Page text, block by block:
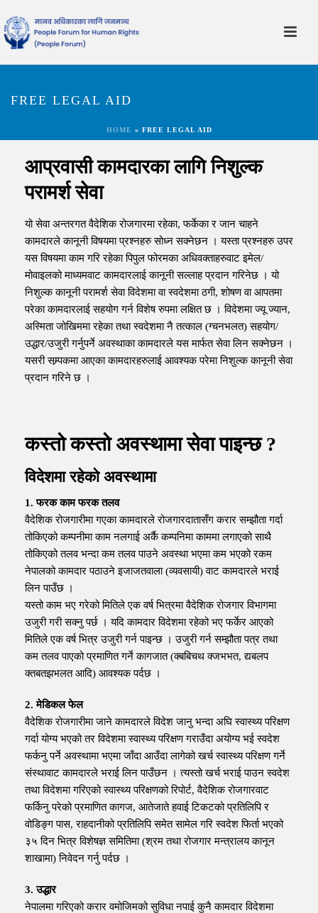
FREE LEGAL AID
HOME » FREE LEGAL AID
आप्रवासी कामदारका लागि निशुल्क
परामर्श सेवा
यो सेवा अन्तरगत वैदेशिक रोजगारमा रहेका, फर्केका र जान चाहने
कामदारले कानूनी विषयमा प्रश्नहरु सोध्न सक्नेछन । यस्ता प्रश्नहरु उपर
यस विषयमा काम गरि रहेका पिपुल फोरमका अधिवक्ताहरुवाट इमेल/
मोवाइलको माध्यमवाट कामदारलाई कानूनी सल्लाह प्रदान गरिनेछ । यो
निशुल्क कानूनी परामर्श सेवा विदेशमा वा स्वदेशमा ठगी, शोषण वा आपतमा
परेका कामदारलाई सहयोग गर्न विशेष रुपमा लक्षित छ । विदेशमा ज्यू ज्यान,
अस्मिता जोखिममा रहेका तथा स्वदेशमा नै तत्काल (ग्चनभलत) सहयोग/
उद्धार/उजुरी गर्नुपर्ने अवस्थाका कामदारले यस मार्फत सेवा लिन सक्नेछन ।
यसरी सम्र्पकमा आएका कामदारहरुलाई आवश्यक परेमा निशुल्क कानूनी सेवा
प्रदान गरिने छ ।
कस्तो कस्तो अवस्थामा सेवा पाइन्छ ?
विदेशमा रहेको अवस्थामा
1. फरक काम फरक तलव
वैदेशिक रोजगारीमा गएका कामदारले रोजगारदातासँग करार सम्झौता गर्दा
तोकिएको कम्पनीमा काम नलगाई अर्कै कम्पनिमा काममा लगाएको साथै
तोकिएको तलव भन्दा कम तलव पाउने अवस्था भएमा कम भएको रकम
नेपालको कामदार पठाउने इजाजतवाला (व्यवसायी) वाट कामदारले भराई
लिन पाउँछ ।
यस्तो काम भए गरेको मितिले एक वर्ष भित्रमा वैदेशिक रोजगार विभागमा
उजुरी गरी सक्नु पर्छ । यदि कामदार विदेशमा रहेको भए फर्केर आएको
मितिले एक वर्ष भित्र उजुरी गर्न पाइन्छ । उजुरी गर्न सम्झौता पत्र तथा
कम तलव पाएको प्रमाणित गर्ने कागजात (क्बबिचथ क्जभभत, द्यबलप
क्तबतझभलत आदि) आवश्यक पर्दछ ।
2. मेडिकल फेल
वैदेशिक रोजगारीमा जाने कामदारले विदेश जानु भन्दा अघि स्वास्थ्य परिक्षण
गर्दा योग्य भएको तर विदेशमा स्वास्थ्य परिक्षण गराउँदा अयोग्य भई स्वदेश
फर्कनु पर्ने अवस्थामा भएमा जाँदा आउँदा लागेको खर्च स्वास्थ्य परिक्षण गर्ने
संस्थावाट कामदारले भराई लिन पाउँछन । त्यस्तो खर्च भराई पाउन स्वदेश
तथा विदेशमा गरिएको स्वास्थ्य परिक्षणको रिपोर्ट, वैदेशिक रोजगारवाट
फर्किनु परेको प्रमाणित कागज, आतेजाते हवाई टिकटको प्रतिलिपि र
वोडिङ्ग पास, राहदानीको प्रतिलिपि समेत सामेल गरि स्वदेश फिर्ता भएको
३५ दिन भित्र विशेषज्ञ समितिमा (श्रम तथा रोजगार मन्त्रालय कानून
शाखामा) निवेदन गर्नु पर्दछ ।
3. उद्धार
नेपालमा गरिएको करार वमोजिमको सुविधा नपाई कुनै कामदार विदेशमा